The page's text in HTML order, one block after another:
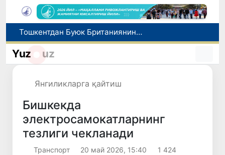
Тошкентдан Буюк Британиянинг Манчестер шаҳрига тўғридан-тўғри авиақатновларни йўлга қўйиш масаласи кўриб чиқилмоқда
Экологик экспертиза энди экологик хавфларни олдиндан бошқариш тизимига айланади
Олтой Республикасидан Ўзбекистонга 30 минг бошга яқин қорамол етказиб берилди
Yuz uz
Янгиликларга қайтиш
Бишкекда
электросамокатларнинг
тезлиги чекланади
Транспорт 20 май 2026, 15:40 1 424